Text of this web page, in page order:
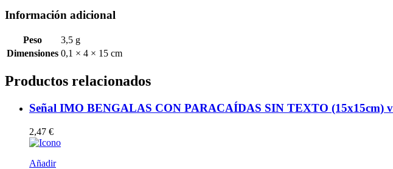
Información adicional
Peso
3,5 g
Dimensiones 0,1 × 4 × 15 cm
Productos relacionados
Señal IMO BENGALAS CON PARACAÍDAS SIN TEXTO (15x15cm)
2,47 €
Añadir